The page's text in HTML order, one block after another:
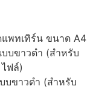
แพทเทิร์น ขนาด A4
บขาวดำ (สำหรับ
ฟล์)
บขาวดำ (สำหรับ